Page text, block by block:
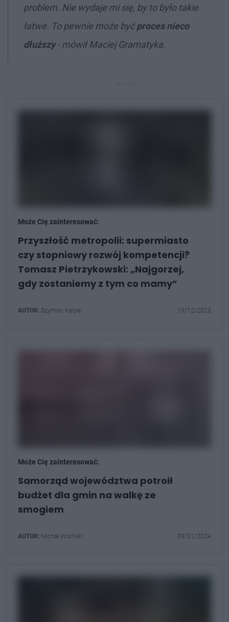
problem. Nie wydaje mi się, by to było takie
łatwe. To pewnie może byćproces nieco
dłuższy- mówił Maciej Gramatyka.
Może Cię zainteresować:
Przyszłość metropolii: supermiasto
czy stopniowy rozwój kompetencji?
Tomasz Pietrzykowski: „Najgorzej,
gdy zostaniemy z tym co mamy”
AUTOR: Szymon Karpe 19/12/2023
Może Cię zainteresować:
Samorząd województwa potroił
budżet dla gmin na walkę ze
smogiem
AUTOR: Michał Wroński 09/01/2024